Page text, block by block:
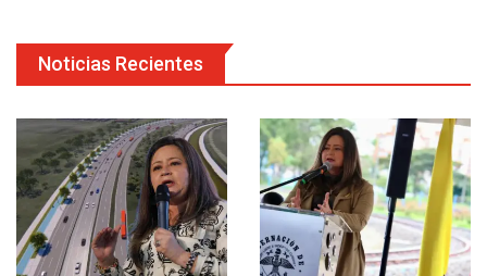
Noticias Recientes